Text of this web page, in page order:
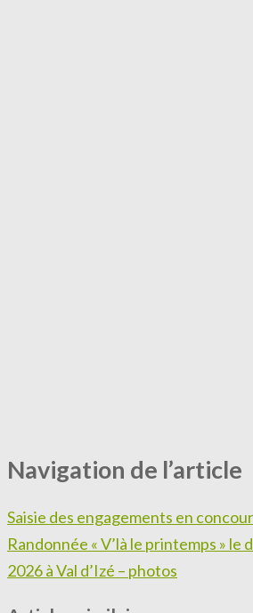
Navigation de l’article
Saisie des engagements en
Randonnée « V’là le printemps » le
2026 à Val d’Izé – photos